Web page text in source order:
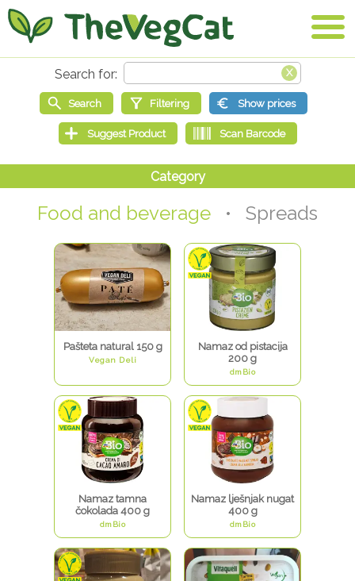
Food and beverage • Spreads
Pašteta natural 150 g
Vegan Deli
Namaz od pistacija
200 g
dmBio
Namaz tamna
čokolada 400 g
dmBio
Namaz lješnjak nugat
400 g
dmBio